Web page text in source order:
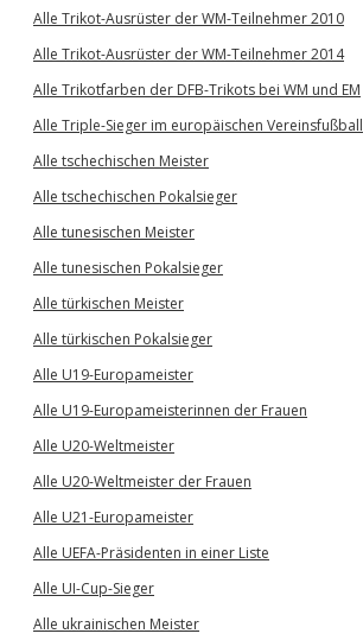
Alle Trikot-Ausrüster der WM-Teilnehmer 2010
Alle Trikot-Ausrüster der WM-Teilnehmer 2014
Alle Trikotfarben der DFB-Trikots bei WM und EM
Alle Triple-Sieger im europäischen Vereinsfußball
Alle tschechischen Meister
Alle tschechischen Pokalsieger
Alle tunesischen Meister
Alle tunesischen Pokalsieger
Alle türkischen Meister
Alle türkischen Pokalsieger
Alle U19-Europameister
Alle U19-Europameisterinnen der Frauen
Alle U20-Weltmeister
Alle U20-Weltmeister der Frauen
Alle U21-Europameister
Alle UEFA-Präsidenten in einer Liste
Alle UI-Cup-Sieger
Alle ukrainischen Meister